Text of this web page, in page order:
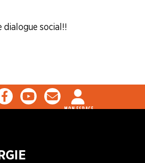
social !!
MON ESPACE